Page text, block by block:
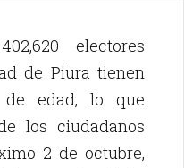
electores
de Piura tienen
edad, lo que
los ciudadanos
2 de octubre,